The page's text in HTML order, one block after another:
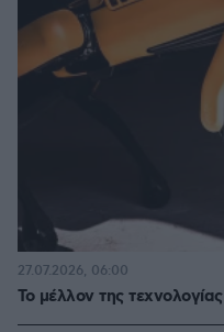
Το μέλλον της τεχνολογίας
27.07.2026, 06:00